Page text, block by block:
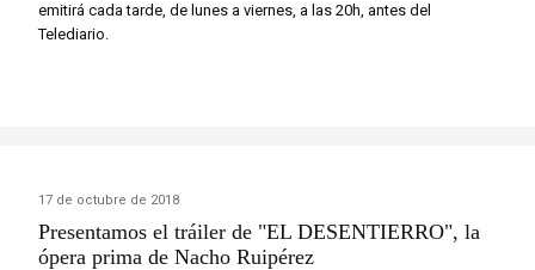
emitirá cada tarde, de lunes a viernes, a las 20h, antes del
Telediario.
17 de octubre de 2018
Presentamos el tráiler de "EL DESENTIERRO", la
ópera prima de Nacho Ruipérez